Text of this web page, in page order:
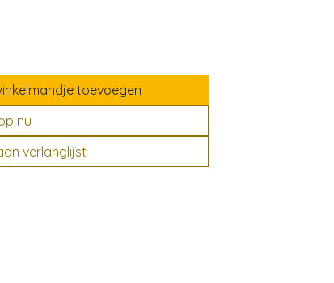
toevoegen
nu
verlanglijst